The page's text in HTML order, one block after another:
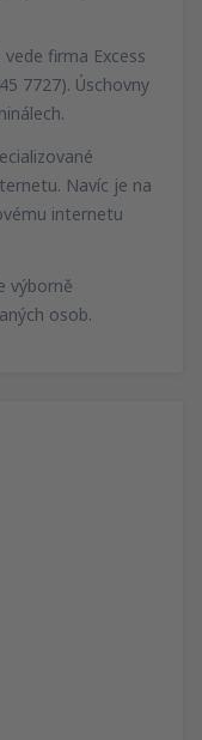
firma Excess
7727). Úschovny
Navíc je na
internetu
výborně
osob.